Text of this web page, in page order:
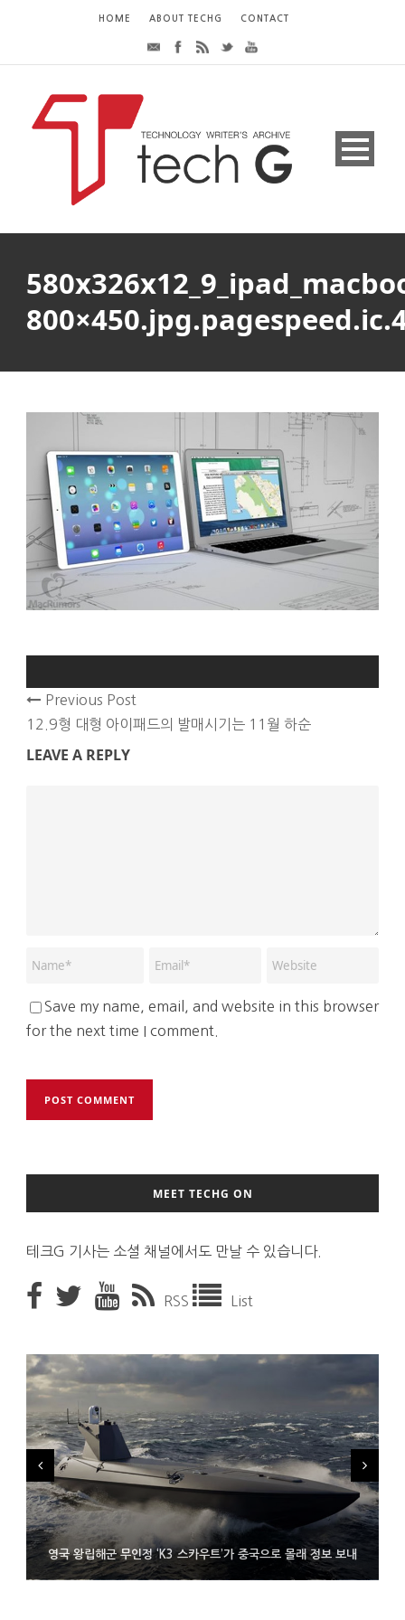
HOME ABOUT TECHG CONTACT
Previous Post
12.9형 대형 아이패드의 발매시기는 11월 하순
LEAVE A REPLY
Save my name, email, and website in this browser
for the next time I comment.
MEET TECHG ON
테크G 기사는 소셜 채널에서도 만날 수 있습니다.
RSS List
영국 왕립해군 무인정 ‘K3 스카우트’가 중국으로 몰래 정보 보내
코레일 ‘종이 없는 승차권’ 서비스 담은 삼성 월렛
시력 조정 기능 얹고 가격 낮춘 공간 디스플레이 안경 ‘비추어 프로
2’ 공개